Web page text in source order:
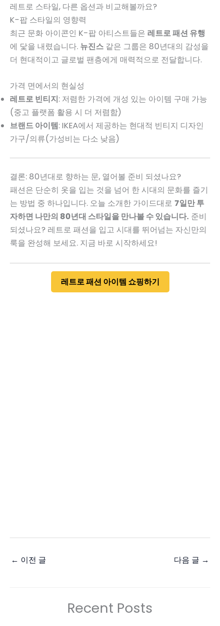
레트로 스타일, 다른 옵션과 비교해볼까요?
K-팝 스타일의 영향력
최근 문화 아이콘인 K-팝 아티스트들은 레트로 패션 유행
에 닻을 내렸습니다. 뉴진스 같은 그룹은 80년대의 감성을
더 현대적이고 글로벌 팬층에게 매력적으로 전달합니다.
가격 면에서의 현실성
레트로 빈티지: 저렴한 가격에 개성 있는 아이템 구매 가능
(중고 플랫폼 활용 시 더 저렴함)
브랜드 아이템: IKEA에서 제공하는 현대적 빈티지 디자인
가구/의류(가성비는 다소 낮음)
결론: 80년대로 향하는 문, 열어볼 준비 되셨나요?
패션은 단순히 옷을 입는 것을 넘어 한 시대의 문화를 즐기
는 방법 중 하나입니다. 오늘 소개한 가이드대로 7일만 투
자하면 나만의 80년대 스타일을 만나볼 수 있습니다. 준비
되셨나요? 레트로 패션을 입고 시대를 뛰어넘는 자신만의
룩을 완성해 보세요. 지금 바로 시작하세요!
레트로 패션 아이템 쇼핑하기
← 이전 글 다음 글 →
Recent Posts